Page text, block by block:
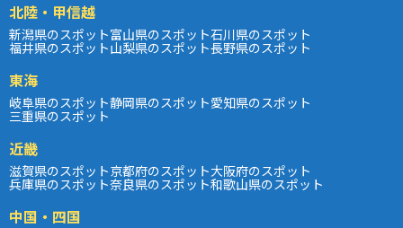
北陸・甲信越
新潟県のスポット富山県のスポット石川県のスポット
福井県のスポット山梨県のスポット長野県のスポット
東海
岐阜県のスポット静岡県のスポット愛知県のスポット
三重県のスポット
近畿
滋賀県のスポット京都府のスポット大阪府のスポット
兵庫県のスポット奈良県のスポット和歌山県のスポット
中国・四国